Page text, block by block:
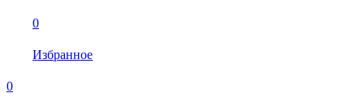
0
Избранное
0